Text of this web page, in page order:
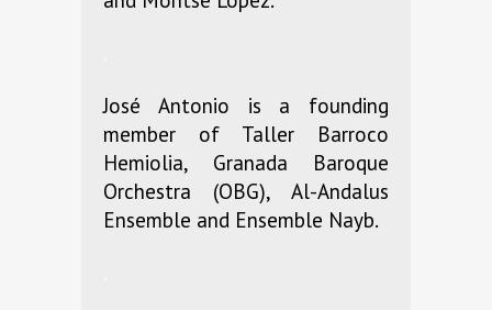
José Antonio is a founding
member of Taller Barroco
Hemiolia, Granada Baroque
Orchestra (OBG), Al-Andalus
Ensemble and Ensemble Nayb.